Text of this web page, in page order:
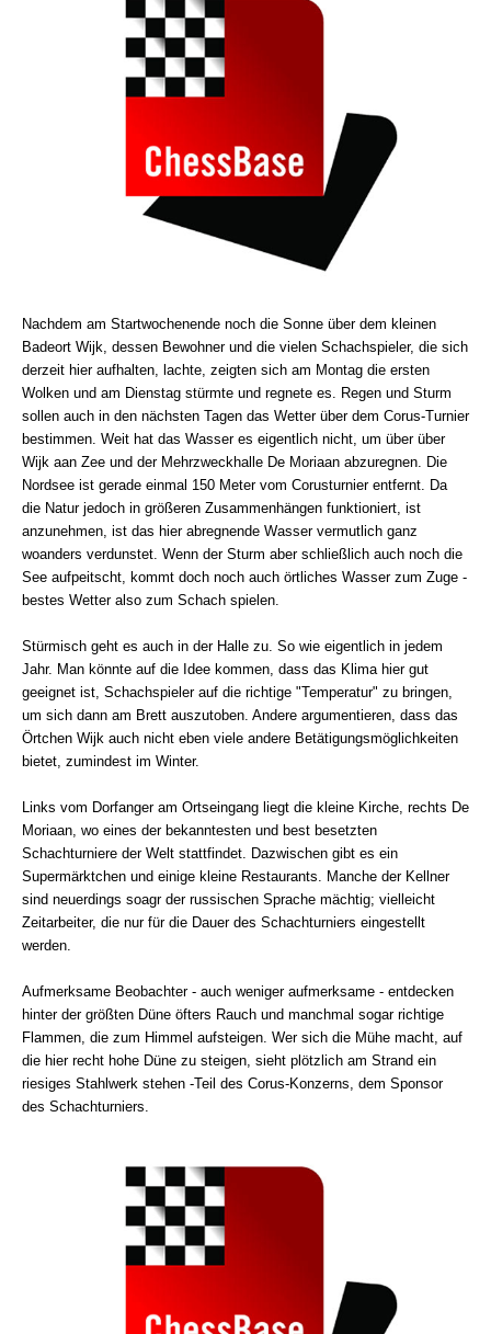
Nachdem am Startwochenende noch die Sonne über dem kleinen
Badeort Wijk, dessen Bewohner und die vielen Schachspieler, die sich
derzeit hier aufhalten, lachte, zeigten sich am Montag die ersten
Wolken und am Dienstag stürmte und regnete es. Regen und Sturm
sollen auch in den nächsten Tagen das Wetter über dem Corus-Turnier
bestimmen. Weit hat das Wasser es eigentlich nicht, um über über
Wijk aan Zee und der Mehrzweckhalle De Moriaan abzuregnen. Die
Nordsee ist gerade einmal 150 Meter vom Corusturnier entfernt. Da
die Natur jedoch in größeren Zusammenhängen funktioniert, ist
anzunehmen, ist das hier abregnende Wasser vermutlich ganz
woanders verdunstet. Wenn der Sturm aber schließlich auch noch die
See aufpeitscht, kommt doch noch auch örtliches Wasser zum Zuge -
bestes Wetter also zum Schach spielen.
Stürmisch geht es auch in der Halle zu. So wie eigentlich in jedem
Jahr. Man könnte auf die Idee kommen, dass das Klima hier gut
geeignet ist, Schachspieler auf die richtige "Temperatur" zu bringen,
um sich dann am Brett auszutoben. Andere argumentieren, dass das
Örtchen Wijk auch nicht eben viele andere Betätigungsmöglichkeiten
bietet, zumindest im Winter.
Links vom Dorfanger am Ortseingang liegt die kleine Kirche, rechts De
Moriaan, wo eines der bekanntesten und best besetzten
Schachturniere der Welt stattfindet. Dazwischen gibt es ein
Supermärktchen und einige kleine Restaurants. Manche der Kellner
sind neuerdings soagr der russischen Sprache mächtig; vielleicht
Zeitarbeiter, die nur für die Dauer des Schachturniers eingestellt
werden.
Aufmerksame Beobachter - auch weniger aufmerksame - entdecken
hinter der größten Düne öfters Rauch und manchmal sogar richtige
Flammen, die zum Himmel aufsteigen. Wer sich die Mühe macht, auf
die hier recht hohe Düne zu steigen, sieht plötzlich am Strand ein
riesiges Stahlwerk stehen -Teil des Corus-Konzerns, dem Sponsor
des Schachturniers.